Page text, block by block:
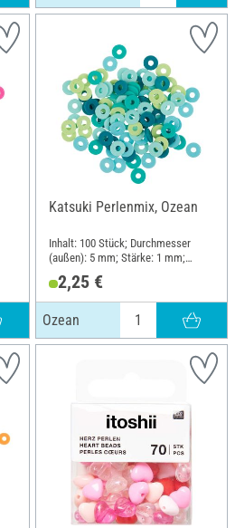
Katsuki Perlenmix, Ozean
Inhalt: 100 Stück; Durchmesser
(außen): 5 mm; Stärke: 1 mm;
2,25 €
Ozean